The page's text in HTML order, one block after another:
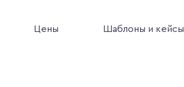
Цены Шаблоны и кейсы